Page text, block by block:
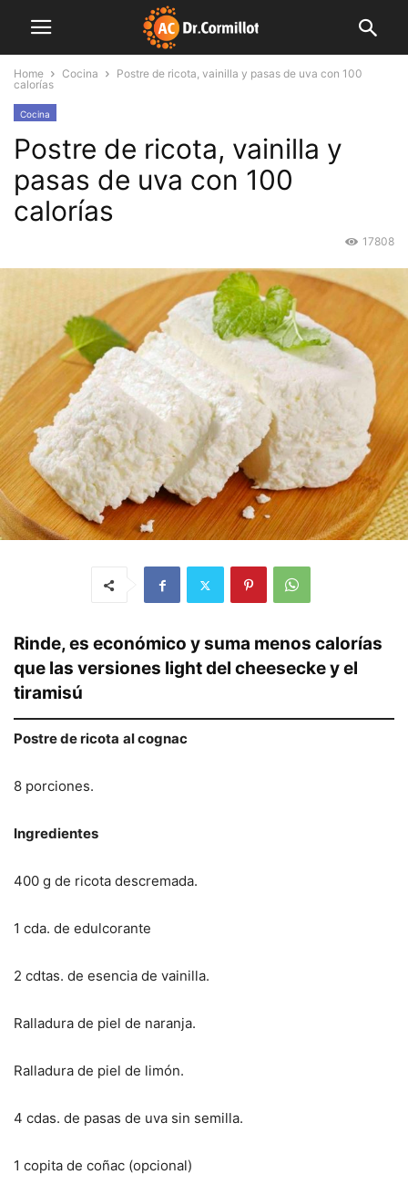
Home Cocina
Postre de ricota, vainilla y pasas de uva con 100
calorías
Cocina
Postre de ricota, vainilla y
pasas de uva con 100
calorías
17808
Rinde, es económico y suma menos calorías
que las versiones light del cheesecke y el
tiramisú
Postre de ricota al cognac
8 porciones.
Ingredientes
400 g de ricota descremada.
1 cda. de edulcorante
2 cdtas. de esencia de vainilla.
Ralladura de piel de naranja.
Ralladura de piel de limón.
4 cdas. de pasas de uva sin semilla.
1 copita de coñac (opcional)